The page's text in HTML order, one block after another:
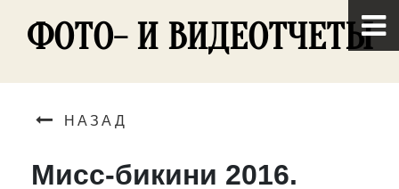
ФОТО- И ВИДЕОТЧЕТЫ
НАЗАД
Мисс-бикини 2016.